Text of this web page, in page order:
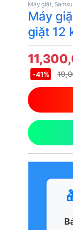
Máy giặt,
Máy
giặt 12
-41%